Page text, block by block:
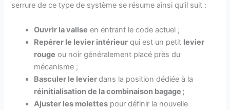
serrure de ce type de système se résume ainsi qu’il suit :
Ouvrir la valise en entrant le code actuel ;
Repérer le levier intérieur qui est un petit levier
rouge ou noir généralement placé près du
mécanisme ;
Basculer le levierdans la position dédiée à la
réinitialisation de la combinaison bagage ;
Ajuster les molettes pour définir la nouvelle